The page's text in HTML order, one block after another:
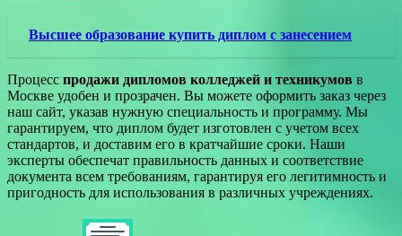
Высшее образование купить диплом с занесением
Процесс продажи дипломов колледжей и техникумов в
Москве удобен и прозрачен. Вы можете оформить заказ через
наш сайт, указав нужную специальность и программу. Мы
гарантируем, что диплом будет изготовлен с учетом всех
стандартов, и доставим его в кратчайшие сроки. Наши
эксперты обеспечат правильность данных и соответствие
документа всем требованиям, гарантируя его легитимность и
пригодность для использования в различных учреждениях.